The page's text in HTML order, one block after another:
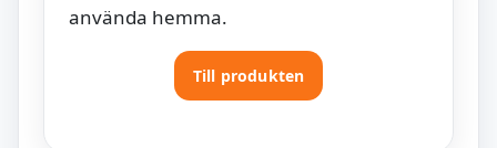
använda hemma.
Till produkten